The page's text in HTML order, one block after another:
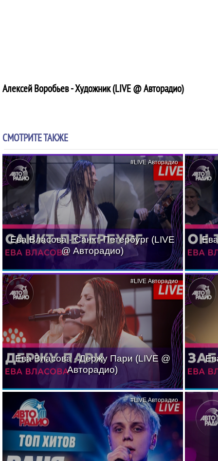
Алексей Воробьев - Художник (LIVE @ Авторадио)
СМОТРИТЕ ТАКЖЕ
Ева Власова - Санкт-Петербург (LIVE
@ Авторадио)
#LIVE Авторадио
Ева Власова - Держу Пари (LIVE @
Авторадио)
#LIVE Авторадио
#LIVE Авторадио